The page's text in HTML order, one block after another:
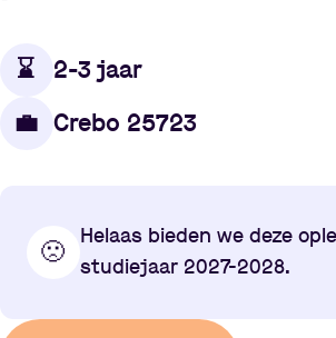
⌛️ 2-3 jaar
💼 Crebo 25723
🙁
Helaas bieden we deze
studiejaar 2027-2028.